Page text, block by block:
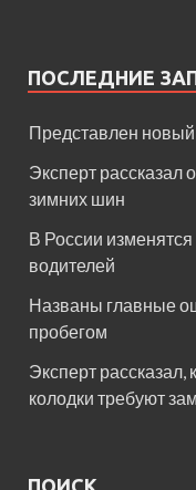
ПОСЛЕДНИЕ
Представлен
Эксперт рассказал
зимних шин
В России
водителей
Названы главные
пробегом
Эксперт рассказал,
колодки требуют